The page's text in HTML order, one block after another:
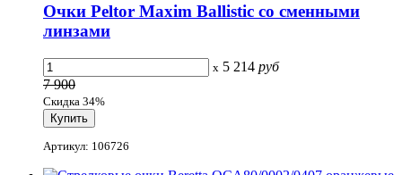
Очки Peltor Maxim Ballistic со сменными
линзами
x 5 214 руб
7 900
Скидка 34%
Артикул: 106726